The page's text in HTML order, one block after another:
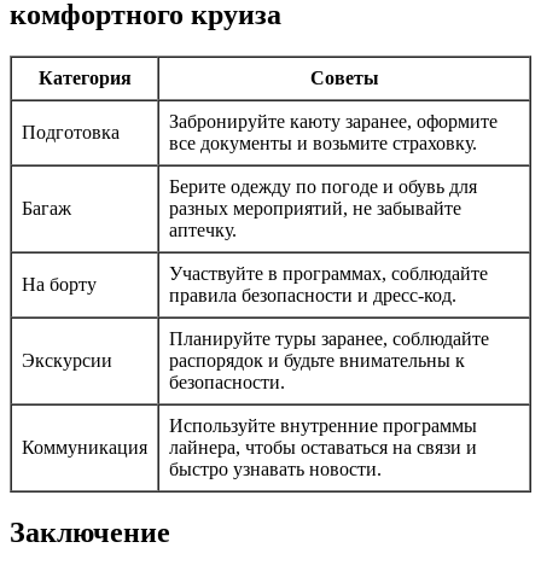
комфортного круиза
Категория Советы
Подготовка
Забронируйте каюту заранее, оформите
все документы и возьмите страховку.
Багаж
Берите одежду по погоде и обувь для
разных мероприятий, не забывайте
аптечку.
На борту
Участвуйте в программах, соблюдайте
правила безопасности и дресс-код.
Экскурсии
Планируйте туры заранее, соблюдайте
распорядок и будьте внимательны к
безопасности.
Коммуникация
Используйте внутренние программы
лайнера, чтобы оставаться на связи и
быстро узнавать новости.
Заключение